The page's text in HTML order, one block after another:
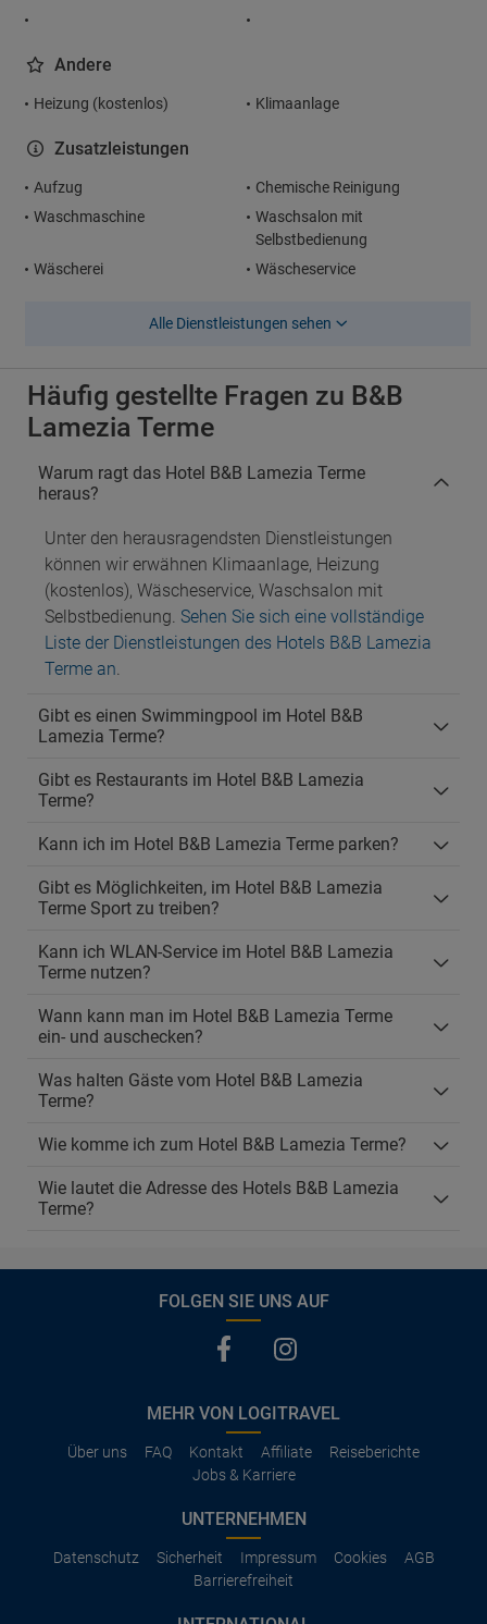
Andere
Heizung (kostenlos) Klimaanlage
Zusatzleistungen
Aufzug
Chemische Reinigung
Waschmaschine
Waschsalon mit
Selbstbedienung
Wäscherei
Wäscheservice
Alle Dienstleistungen sehen
Häufig gestellte Fragen zu B&B
Lamezia Terme
Warum ragt das Hotel B&B Lamezia Terme
heraus?
Unter den herausragendsten Dienstleistungen
können wir erwähnen Klimaanlage, Heizung
(kostenlos), Wäscheservice, Waschsalon mit
Selbstbedienung. Sehen Sie sich eine vollständige
Liste der Dienstleistungen des Hotels B&B Lamezia
Terme an.
Gibt es einen Swimmingpool im Hotel B&B
Lamezia Terme?
Gibt es Restaurants im Hotel B&B Lamezia
Terme?
Kann ich im Hotel B&B Lamezia Terme parken?
Gibt es Möglichkeiten, im Hotel B&B Lamezia
Terme Sport zu treiben?
Kann ich WLAN-Service im Hotel B&B Lamezia
Terme nutzen?
Wann kann man im Hotel B&B Lamezia Terme
ein- und auschecken?
Was halten Gäste vom Hotel B&B Lamezia
Terme?
Wie komme ich zum Hotel B&B Lamezia Terme?
Wie lautet die Adresse des Hotels B&B Lamezia
Terme?
FOLGEN SIE UNS AUF
MEHR VON LOGITRAVEL
Über uns FAQ Kontakt Affiliate
Reiseberichte
Jobs & Karriere
UNTERNEHMEN
Datenschutz Sicherheit Impressum Cookies
AGB
Barrierefreiheit